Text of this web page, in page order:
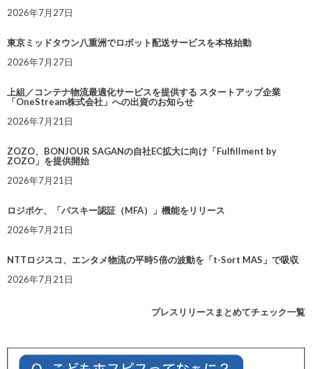
2026年7月27日
東京ミッドタウン八重洲でロボット配送サービスを本格始動
2026年7月27日
上組／コンテナ物流最適化サービスを提供する スタートアップ企業
「OneStream株式会社」への出資のお知らせ
2026年7月21日
ZOZO、BONJOUR SAGANの自社EC拡大に向け「Fulfillment by
ZOZO」を提供開始
2026年7月21日
ロジポケ、「パスキー認証（MFA）」機能をリリース
2026年7月21日
NTTロジスコ、エンタメ物流の平時5倍の波動を「t-Sort MAS」で吸収
2026年7月21日
プレスリリースまとめてチェック一覧